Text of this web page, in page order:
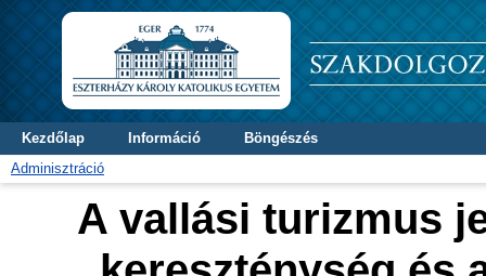
Kezdőlap Információ
Böngészés
Adminisztráció
A vallási turizmus